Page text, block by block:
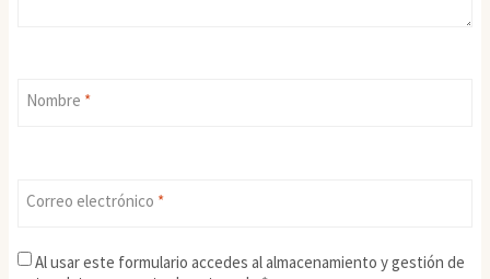
Nombre *
Correo electrónico *
Al usar este formulario accedes al almacenamiento y gestión de